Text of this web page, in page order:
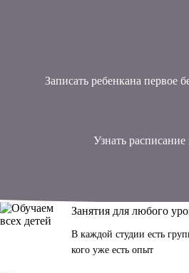
Записать ребенкана первое
Узнать расписание
Занятия для любого
В каждой студии есть
кого уже есть опыт